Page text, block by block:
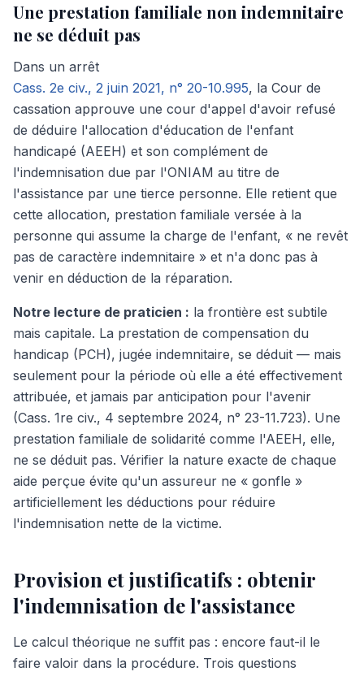
Une prestation familiale non indemnitaire
ne se déduit pas
Dans un arrêt
Cass. 2e civ., 2 juin 2021, n° 20-10.995, la Cour de
cassation approuve une cour d'appel d'avoir refusé
de déduire l'allocation d'éducation de l'enfant
handicapé (AEEH) et son complément de
l'indemnisation due par l'ONIAM au titre de
l'assistance par une tierce personne. Elle retient que
cette allocation, prestation familiale versée à la
personne qui assume la charge de l'enfant, « ne revêt
pas de caractère indemnitaire » et n'a donc pas à
venir en déduction de la réparation.
Notre lecture de praticien : la frontière est subtile
mais capitale. La prestation de compensation du
handicap (PCH), jugée indemnitaire, se déduit — mais
seulement pour la période où elle a été effectivement
attribuée, et jamais par anticipation pour l'avenir
(Cass. 1re civ., 4 septembre 2024, n° 23-11.723). Une
prestation familiale de solidarité comme l'AEEH, elle,
ne se déduit pas. Vérifier la nature exacte de chaque
aide perçue évite qu'un assureur ne « gonfle »
artificiellement les déductions pour réduire
l'indemnisation nette de la victime.
Provision et justificatifs : obtenir
l'indemnisation de l'assistance
Le calcul théorique ne suffit pas : encore faut-il le
faire valoir dans la procédure. Trois questions